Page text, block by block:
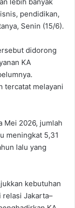
pendidikan,
Senin (15/6).
didorong
KA
tercatat melayani
Mei 2026, jumlah
meningkat 5,31
lalu yang
kebutuhan
relasi Jakarta–